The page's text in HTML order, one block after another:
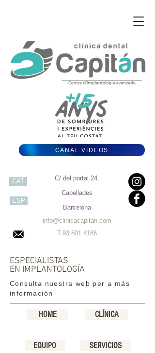
C/ del portal 24.
Capellades
Barcelona
info@clinicacapitan.com
T.93 801 4186
CAT
ESP
CANAL VIDEOS
ESPECIALISTAS
EN IMPLANTOLOGÍA
Consulta nuestra web per a más
información
HOME CLÍNICA
EQUIPO SERVICIOS